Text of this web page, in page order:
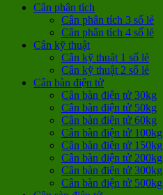
Cân phân tích
Cân phân tích 3 số lẻ
Cân phân tích 4 số lẻ
Cân kỹ thuật
Cân kỹ thuật 1 số lẻ
Cân kỹ thuật 2 số lẻ
Cân bàn điện tử
Cân bàn điện tử 30kg
Cân bàn điện tử 50kg
Cân bàn điện tử 60kg
Cân bàn điện tử 100kg
Cân bàn điện tử 150kg
Cân bàn điện tử 200kg
Cân bàn điện tử 300kg
Cân bàn điện tử 500kg